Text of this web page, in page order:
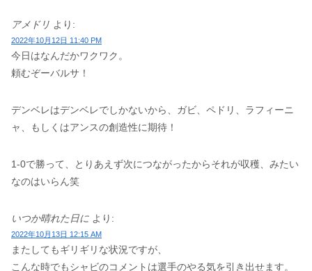
アメドリ より:
2022年10月12日 11:40 PM
今日はなんだかワクワク。
頼むぞーバルサ！
デンベレはデンベレでしかないから、ガビ、ペドリ、ラフィーニ
ャ、もしくはアンスの創造性に期待！
1-0で勝って、とりあえず次につながったからそれが収穫、みたい
なのはいらん笑
いつか晴れた日に より:
2022年10月13日 12:15 AM
またしてもギリギリな状況ですが、
こんな時でもシャビのコメントは選手のやる気を引き出せます。